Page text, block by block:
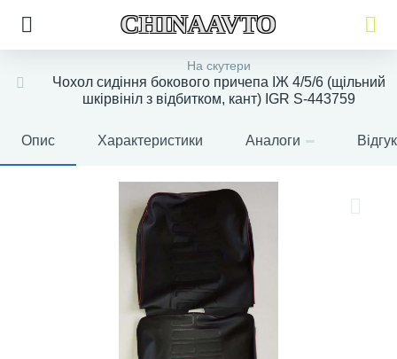
CHINAAVTO
На скутери
Чохол сидіння бокового причепа ІЖ 4/5/6 (щільний
шкірвініл з відбитком, кант) IGR S-443759
Опис Характеристики Аналоги